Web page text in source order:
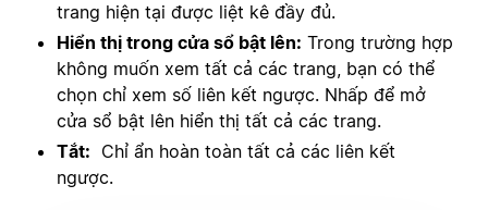
trang hiện tại được liệt kê đầy đủ.
Hiển thị trong cửa sổ bật lên: Trong trường hợp
không muốn xem tất cả các trang, bạn có thể
chọn chỉ xem số liên kết ngược. Nhấp để mở
cửa sổ bật lên hiển thị tất cả các trang.
Tắt: Chỉ ẩn hoàn toàn tất cả các liên kết
ngược.